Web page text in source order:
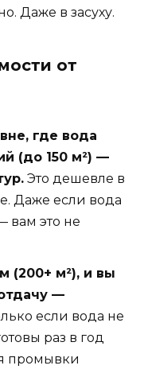
Даже в засуху.
от
где вода
(до 150 м²) —
Это дешевле в
Даже если вода
вам это не
(200+ м²), и вы
—
если вода не
раз в год
промывки